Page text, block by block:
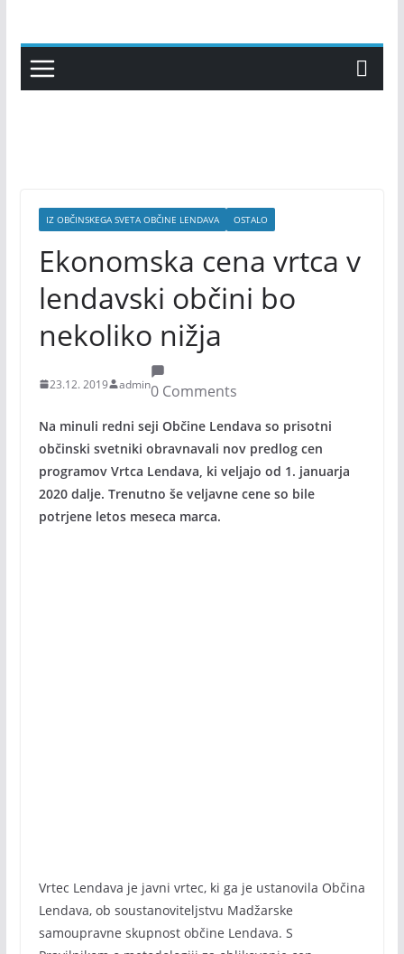
content
IZ OBČINSKEGA SVETA OBČINE LENDAVA OSTALO
Ekonomska cena vrtca v
lendavski občini bo
nekoliko nižja
23.12. 2019 admin0 Comments
Na minuli redni seji Občine Lendava so prisotni
občinski svetniki obravnavali nov predlog cen
programov Vrtca Lendava, ki veljajo od 1. januarja
2020 dalje. Trenutno še veljavne cene so bile
potrjene letos meseca marca.
Vrtec Lendava je javni vrtec, ki ga je ustanovila Občina
Lendava, ob soustanoviteljstvu Madžarske
samoupravne skupnost občine Lendava. S